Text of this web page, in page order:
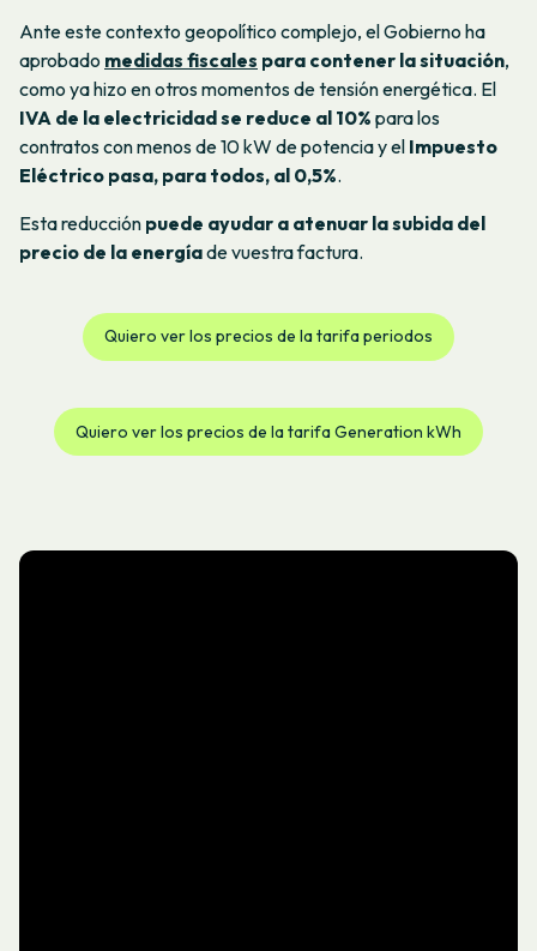
Ante este contexto geopolítico complejo, el Gobierno ha
aprobado medidas fiscales para contener la situación,
como ya hizo en otros momentos de tensión energética. El
IVA de la electricidad se reduce al 10% para los
contratos con menos de 10 kW de potencia y el Impuesto
Eléctrico pasa, para todos, al 0,5%.
Esta reducción puede ayudar a atenuar la subida del
precio de la energíade vuestra factura.
Quiero ver los precios de la tarifa periodos
Quiero ver los precios de la tarifa Generation kWh